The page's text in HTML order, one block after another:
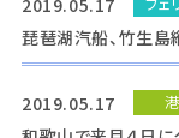
2019.05.17
琵琶湖汽船、竹生
2019.05.17 港